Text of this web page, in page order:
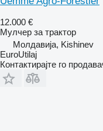
12.000 €
Мулчер за трактор
Молдавија, Kishinev
EuroUtilaj
Контактирајте го